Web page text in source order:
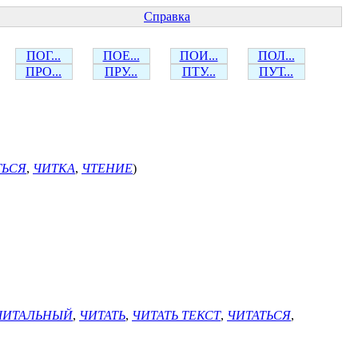
Справка
ПОГ... ПОЕ... ПОИ...
ПОЛ...
ПРО... ПРУ... ПТУ... ПУТ...
, ЧИТКА, ЧТЕНИЕ)
, ЧИТАТЬ, ЧИТАТЬ ТЕКСТ, ЧИТАТЬСЯ,